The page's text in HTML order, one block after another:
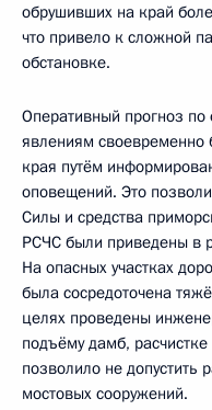
обрушивших на край
что привело к сложной
обстановке.
Оперативный прогноз
явлениям своевременно
края путём
оповещений. Это
Силы и средства
РСЧС были приведены в
На опасных участках
была сосредоточена
целях проведены
подъёму дамб,
позволило не допустить
мостовых сооружений.